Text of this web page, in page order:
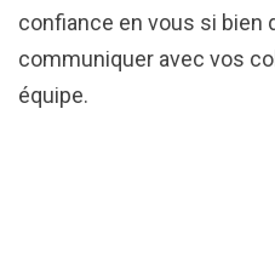
confiance en vous si bien
communiquer avec vos
équipe.